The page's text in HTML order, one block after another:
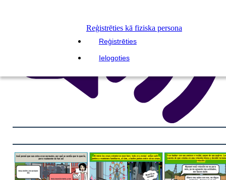
Reģistrēties kā fiziska persona
Reģistrēties
Ielogoties